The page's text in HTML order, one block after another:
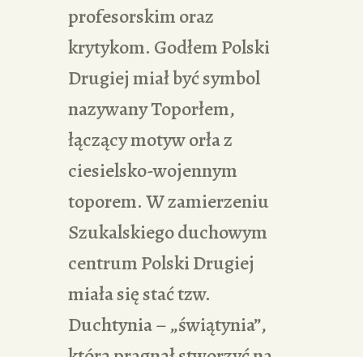
profesorskim oraz
krytykom. Godłem Polski
Drugiej miał być symbol
nazywany Toporłem,
łączący motyw orła z
ciesielsko-wojennym
toporem. W zamierzeniu
Szukalskiego duchowym
centrum Polski Drugiej
miała się stać tzw.
Duchtynia – „świątynia”,